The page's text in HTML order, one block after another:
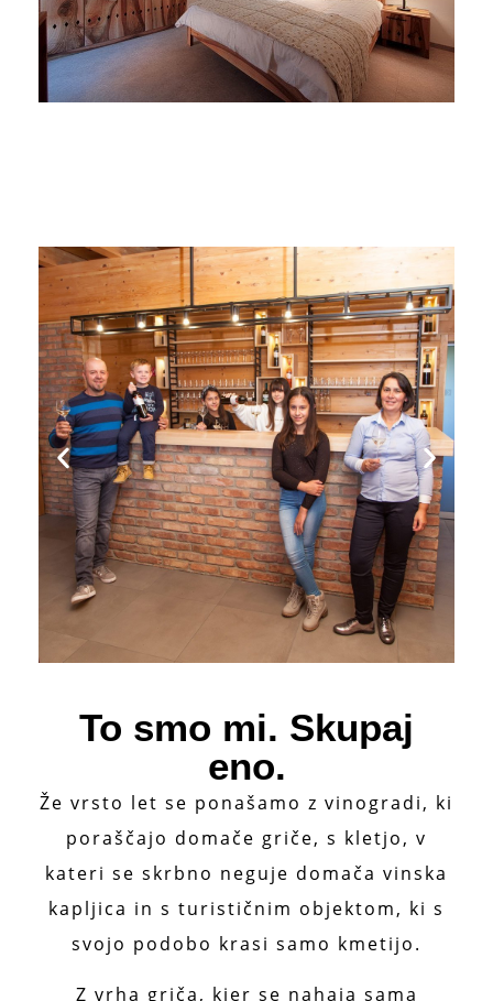
To smo mi. Skupaj
eno.
Že vrsto let se ponašamo z vinogradi, ki
poraščajo domače griče, s kletjo, v
kateri se skrbno neguje domača vinska
kapljica in s turističnim objektom, ki s
svojo podobo krasi samo kmetijo.
Z vrha griča, kjer se nahaja sama